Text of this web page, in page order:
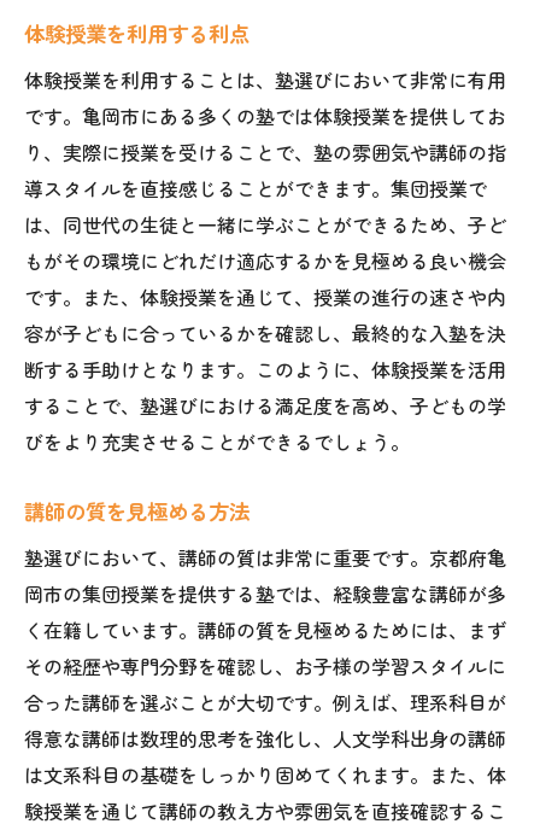
塾選びで注意したい集団授業の落とし穴
授業内容が合わない場合の対策
授業の質が個人に及ぼす影響
集団の中での個別対応の限界
情報過多による混乱を避ける
過度な競争のデメリット
講師の指導力に依存しすぎない
亀岡市での塾探し成功のコツ集団授業を活用す
る
集団授業を最大限に活用する方法
効果的な学習計画の立て方
授業以外のサポート体制を確認
子どもと塾の相性を見極める
長期的な視点で学びを考える
体験授業を利用する利点
体験授業を利用することは、塾選びにおいて非常に有用
です。亀岡市にある多くの塾では体験授業を提供してお
り、実際に授業を受けることで、塾の雰囲気や講師の指
導スタイルを直接感じることができます。集団授業で
は、同世代の生徒と一緒に学ぶことができるため、子ど
もがその環境にどれだけ適応するかを見極める良い機会
です。また、体験授業を通じて、授業の進行の速さや内
容が子どもに合っているかを確認し、最終的な入塾を決
断する手助けとなります。このように、体験授業を活用
することで、塾選びにおける満足度を高め、子どもの学
びをより充実させることができるでしょう。
講師の質を見極める方法
塾選びにおいて、講師の質は非常に重要です。京都府亀
岡市の集団授業を提供する塾では、経験豊富な講師が多
く在籍しています。講師の質を見極めるためには、まず
その経歴や専門分野を確認し、お子様の学習スタイルに
合った講師を選ぶことが大切です。例えば、理系科目が
得意な講師は数理的思考を強化し、人文学科出身の講師
は文系科目の基礎をしっかり固めてくれます。また、体
験授業を通じて講師の教え方や雰囲気を直接確認するこ